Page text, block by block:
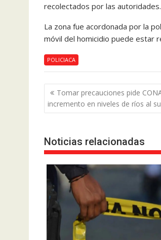
recolectados por las autoridades.
La zona fue acordonada por la
móvil del homicidio puede estar
POLICIACA
Navegación
de
entradas
Tomar precauciones pide
incremento en niveles de ríos al
Noticias relacionadas